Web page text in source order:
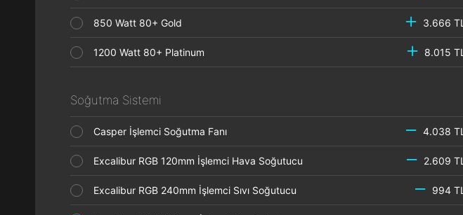
850 Watt 80+ Gold 3.666 TL
1200 Watt 80+ Platinum 8.015 TL
Soğutma Sistemi
Casper İşlemci Soğutma Fanı 4.038 TL
Excalibur RGB 120mm İşlemci Hava Soğutucu 2.609 TL
Excalibur RGB 240mm İşlemci Sıvı Soğutucu 994 TL